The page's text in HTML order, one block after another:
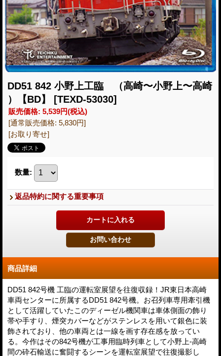
DD51 842 小野上工臨 （高崎〜小野上〜高崎
）【BD】 [TEXD-53030]
販売価格: 5,539円(税込)
[通常販売価格: 5,830円]
[お取り寄せ]
数量:
返品特約に関する重要事項
商品詳細
DD51 842号機 工臨の運転室展望を往復収録！JR東日本高崎
車両センターに所属するDD51 842号機。お召列車専用牽引機
として活躍していたこのディーゼル機関車は車体側面の飾り
帯や手すり、煙突カバーなどがステンレスを用いて銀色に装
飾されており、他の車両とは一線を画す存在感を放ってい
る。今作はその842号機が工事用臨時列車として小野上-高崎
間の砕石輸送に奮闘するシーンを運転室展望で往復撮影し